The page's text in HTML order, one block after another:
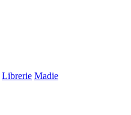
Librerie Madie